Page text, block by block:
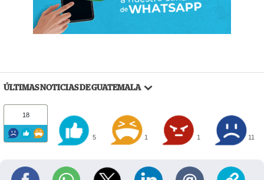
ÚLTIMAS NOTICIAS DE GUATEMALA
18
5 1 1 11